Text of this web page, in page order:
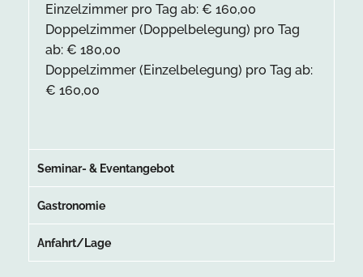
Einzelzimmer pro Tag ab: € 160,00
Doppelzimmer (Doppelbelegung) pro Tag
ab: € 180,00
Doppelzimmer (Einzelbelegung) pro Tag ab:
€ 160,00
Seminar- & Eventangebot
Gastronomie
Anfahrt/Lage